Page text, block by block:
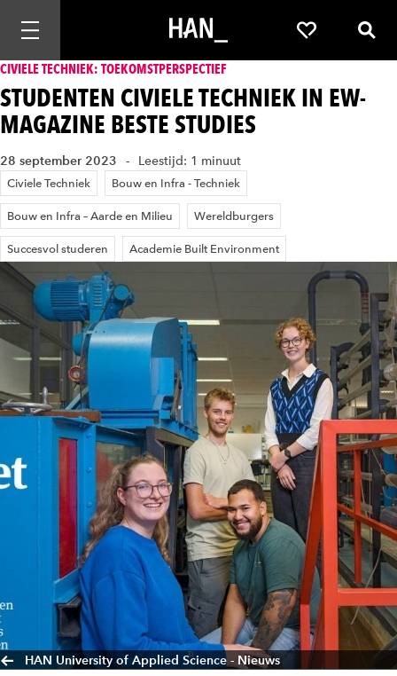
Mobiele navigatie openen Favorieten
CIVIELE TECHNIEK: TOEKOMSTPERSPECTIEF
STUDENTEN CIVIELE TECHNIEK IN EW-
MAGAZINE BESTE STUDIES
28 september 2023 Leestijd: 1 minuut
Civiele Techniek Bouw en Infra - Techniek
Bouw en Infra – Aarde en Milieu Wereldburgers
Succesvol studeren Academie Built Environment
HAN University of Applied Science - Nieuws